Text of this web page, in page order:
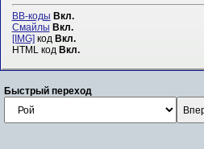
BB-коды Вкл.
Смайлы Вкл.
[IMG]код Вкл.
HTML код Вкл.
Быстрый переход